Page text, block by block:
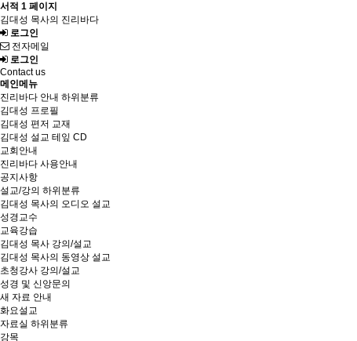
서적 1 페이지
김대성 목사의 진리바다
로그인
전자메일
로그인
Contact us
메인메뉴
진리바다 안내 하위분류
김대성 프로필
김대성 편저 교재
김대성 설교 테잎 CD
교회안내
진리바다 사용안내
공지사항
설교/강의 하위분류
김대성 목사의 오디오 설교
성경교수
교육강습
김대성 목사 강의/설교
김대성 목사의 동영상 설교
초청강사 강의/설교
성경 및 신앙문의
새 자료 안내
화요설교
자료실 하위분류
강목